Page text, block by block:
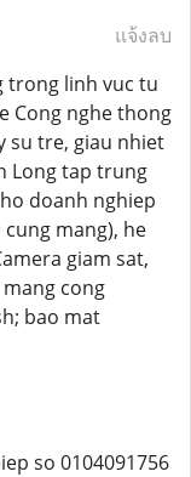
แจ้งลบ
trong linh vuc tu
Cong nghe thong
su tre, giau nhiet
Long tap trung
doanh nghiep
mang), he
giam sat,
cong
bao mat
so 0104091756